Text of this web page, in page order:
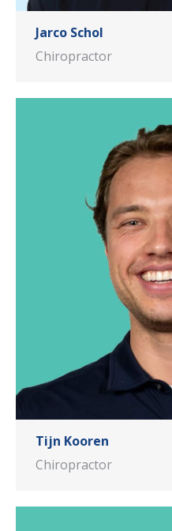
Jarco Schol
Chiropractor
Tijn Kooren
Chiropractor